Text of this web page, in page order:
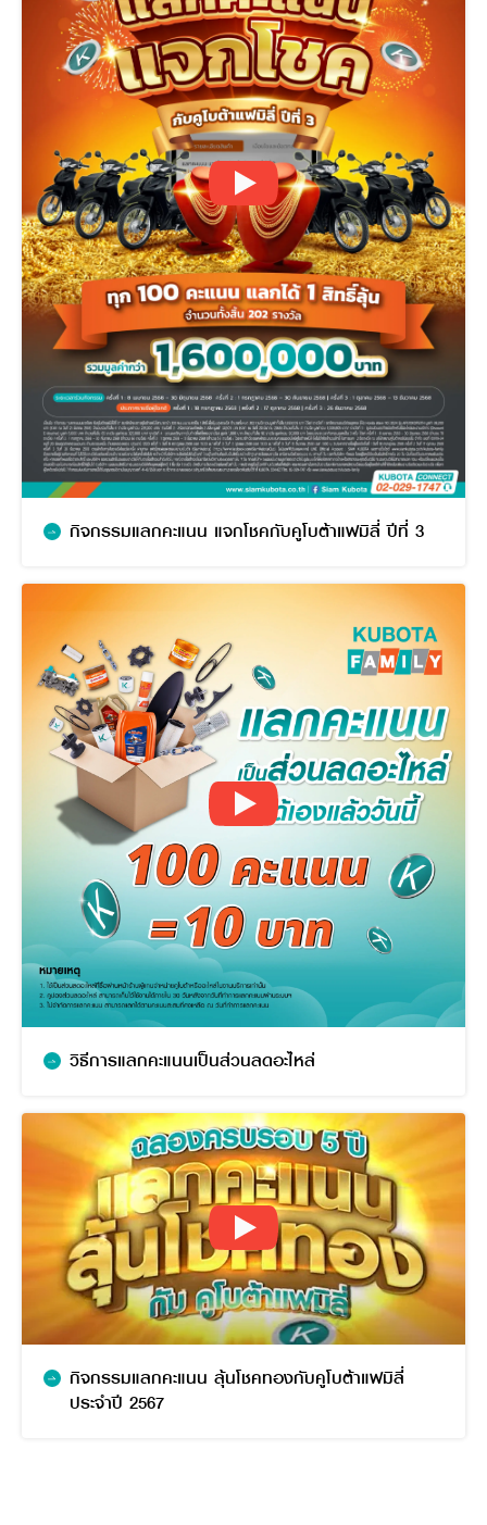
Large Scale Farm
Learning Centre
Online Journal
language
ไทย English
กิจกรรมแลกคะแนน แจกโชคกับคูโบต้าแฟมิลี่ ปีที่ 3
วิธีการแลกคะแนนเป็นส่วนลดอะไหล่
กิจกรรมแลกคะแนน ลุ้นโชคทองกับคูโบต้าแฟมิลี่
ประจำปี 2567